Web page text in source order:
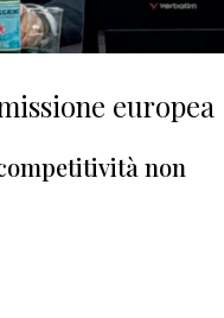
europea
non